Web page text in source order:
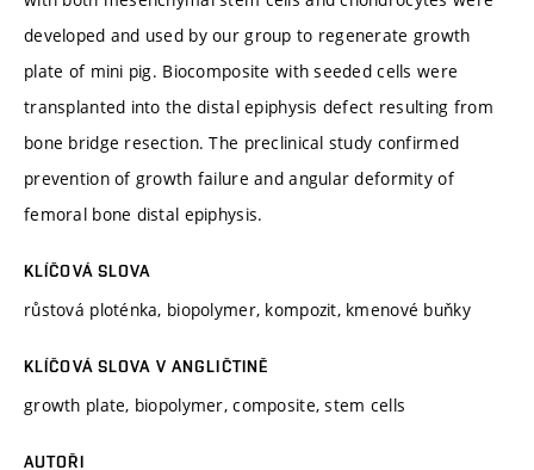
developed and used by our group to regenerate growth
plate of mini pig. Biocomposite with seeded cells were
transplanted into the distal epiphysis defect resulting from
bone bridge resection. The preclinical study confirmed
prevention of growth failure and angular deformity of
femoral bone distal epiphysis.
KLÍČOVÁ SLOVA
růstová ploténka, biopolymer, kompozit, kmenové buňky
KLÍČOVÁ SLOVA V ANGLIČTINĚ
growth plate, biopolymer, composite, stem cells
AUTOŘI